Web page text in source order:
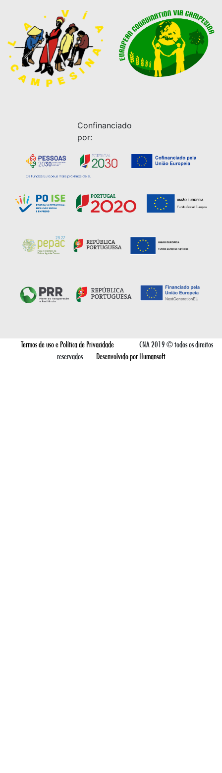
Confinanciado
por:
Termos de uso e Política de Privacidade
CNA 2019 © todos os direitos
reservados
Desenvolvido por Humansoft